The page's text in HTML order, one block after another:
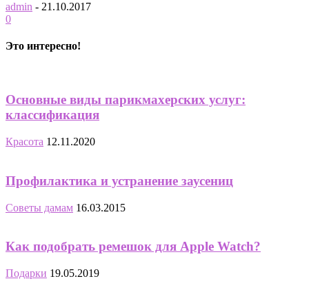
admin - 21.10.2017
0
Это интересно!
Основные виды парикмахерских услуг:
классификация
Красота 12.11.2020
Профилактика и устранение заусениц
Советы дамам 16.03.2015
Как подобрать ремешок для Apple Watch?
Подарки 19.05.2019